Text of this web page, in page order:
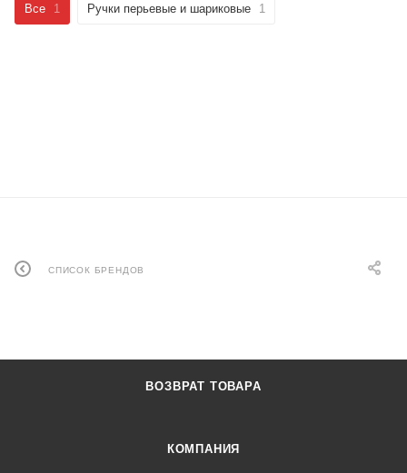
Все 1 Ручки перьевые и шариковые 1
СПИСОК БРЕНДОВ
ВОЗВРАТ ТОВАРА
КОМПАНИЯ